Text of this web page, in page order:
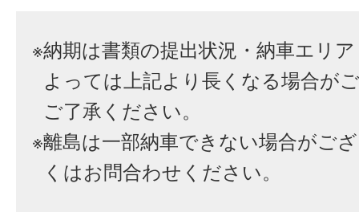
※納期は書類の提出状況・納車エリ
よっては上記より長くなる場合が
ご了承ください。
※離島は一部納車できない場合がご
くはお問合わせください。